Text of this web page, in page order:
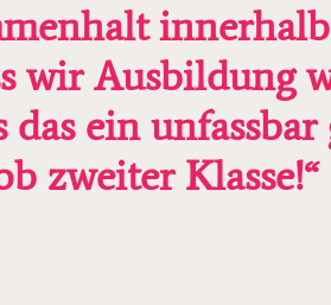
wir Ausbildung
ein
zweiter Klasse!“